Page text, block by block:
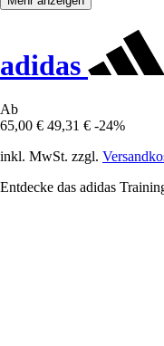
adidas
Ab
65,00 € 49,31 € -24%
inkl. MwSt. zzgl.
Entdecke das adidas